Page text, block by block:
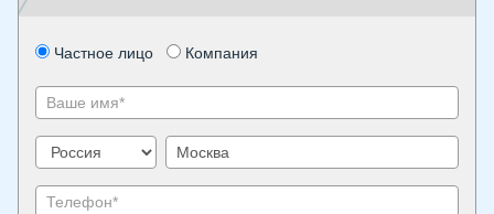
Частное лицо Компания